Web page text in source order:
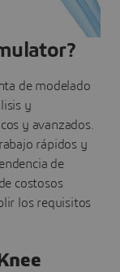
de modelado
y
y avanzados.
rápidos y
de
costosos
los requisitos